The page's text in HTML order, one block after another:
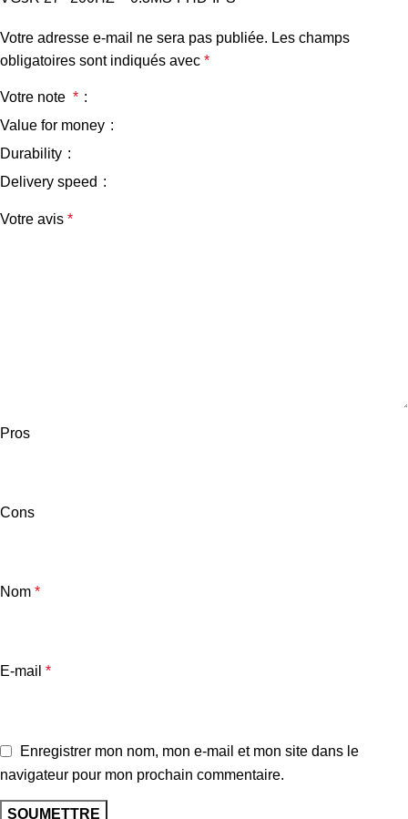
Votre adresse e-mail ne sera pas publiée. Les champs
obligatoires sont indiqués avec *
Votre note *
Value for money
Durability
Delivery speed
Votre avis *
Pros
Cons
Nom *
E-mail *
Enregistrer mon nom, mon e-mail et mon site dans le
navigateur pour mon prochain commentaire.